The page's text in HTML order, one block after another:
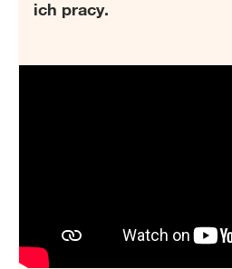
ich pracy.